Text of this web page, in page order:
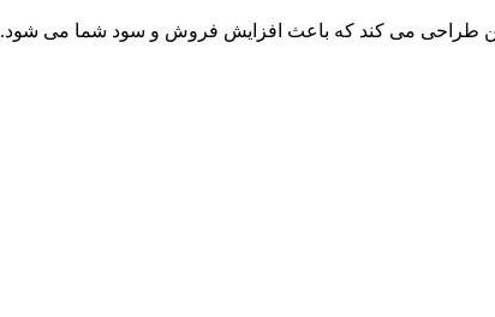
طراحی می کند که باعث افزایش فروش و سود شما می شود.